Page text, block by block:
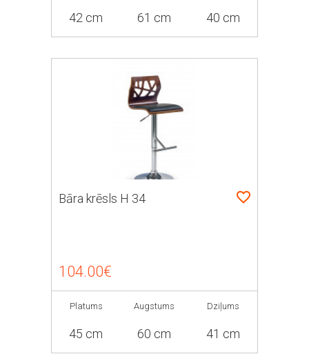
42 cm 61 cm 40 cm
Bāra krēsls H 34
104.00€
Platums
45 cm
Augstums
60 cm
Dziļums
41 cm